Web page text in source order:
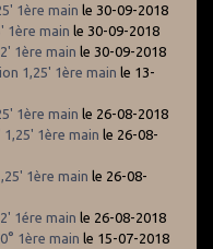
1ère main le 30-09-2018
1ère main le 30-09-2018
1ère main le 30-09-2018
1,25' 1ère main le 13-
1ère main le 26-08-2018
1,25' 1ère main le 26-08-
1ère main le 26-08-
1ére main le 26-08-2018
1ère main le 15-07-2018